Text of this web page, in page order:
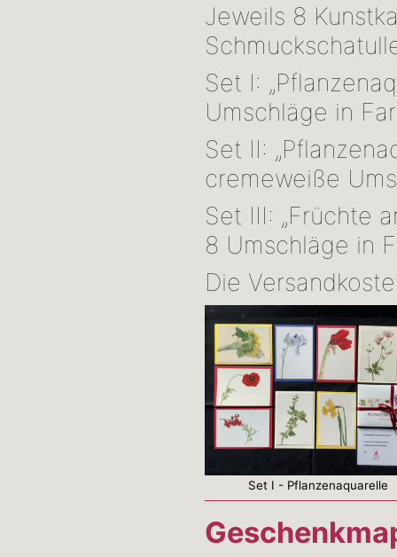
Jeweils 8
Set I:
Umschläge in
Set II:
cremeweiße
Set III: „Früchte
8 Umschläge in
Die
Set I - Pflanzenaquarelle